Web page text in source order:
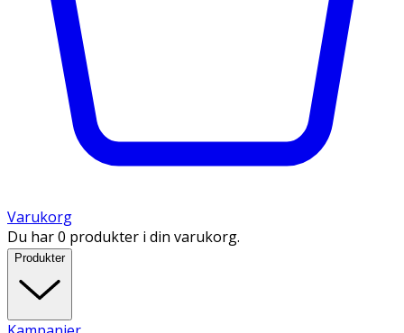
Varukorg
Du har 0 produkter i din varukorg.
Produkter